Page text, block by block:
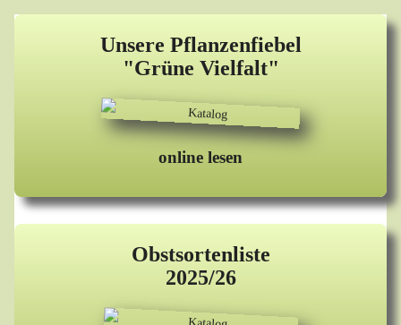
Unsere Pflanzenfiebel
"Grüne Vielfalt"
online lesen
Obstsortenliste
2025/26